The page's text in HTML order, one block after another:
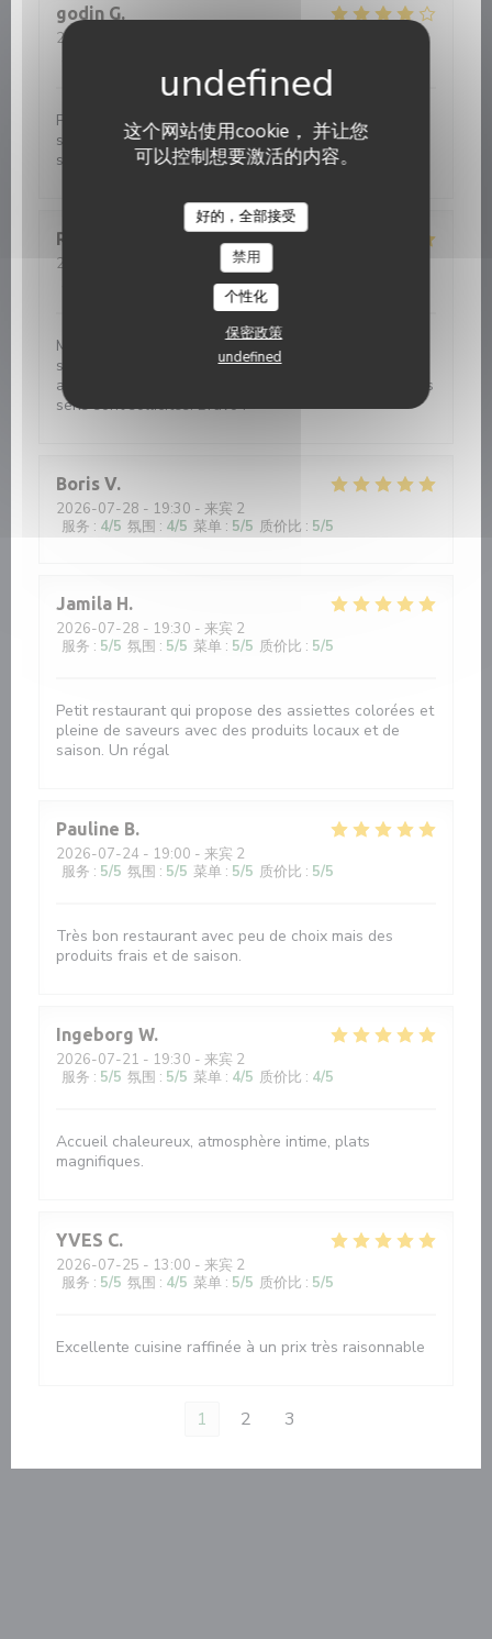
这个网站使用cookie， 并让您
可以控制想要激活的内容。
好的，全部接受
禁用
个性化
保密政策
undefined
godin G
2026-08-01
Petite façade sans prétention , belle surprise, plat
simple et efficace, produit de qualité, serveuses
souriante et agréable.
Rémy
2026-08-01
- 21:00 - 来宾 4
菜单:5/5 质价比
Magnifique expérience gastronomique. Tout les plats
sont préparés avec précision et harmonie. De l’entrée
au dessert on découvre un univers original et tous les
sens sont sollicités. Bravo !
Boris V
2026-07-28 - 19:30 - 来宾 2
服务 : 4/5 氛围 : 4/5 菜单 : 5/5 质价比 : 5/5
Jamila H
2026-07-28 - 19:30 - 来宾 2
服务 : 5/5 氛围 : 5/5 菜单 : 5/5 质价比 : 5/5
Petit restaurant qui propose des assiettes colorées et
pleine de saveurs avec des produits locaux et de
saison. Un régal
Pauline B
2026-07-24 - 19:00 - 来宾 2
服务 : 5/5 氛围 : 5/5 菜单 : 5/5 质价比 : 5/5
Très bon restaurant avec peu de choix mais des
produits frais et de saison.
Ingeborg W
2026-07-21 - 19:30 - 来宾 2
服务 : 5/5 氛围 : 5/5 菜单 : 4/5 质价比 : 4/5
Accueil chaleureux, atmosphère intime, plats
magnifiques.
YVES C
2026-07-25 - 13:00 - 来宾 2
服务 : 5/5 氛围 : 4/5 菜单 : 5/5 质价比 : 5/5
Excellente cuisine raffinée à un prix très raisonnable
1 2 3